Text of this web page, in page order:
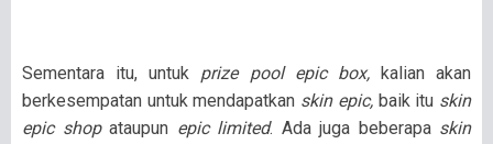
Sementara itu, untuk prize pool epic box,kalian akan
berkesempatan untuk mendapatkan skin epic,baik itu skin
epic shopataupun epic limited. Ada juga beberapa skin